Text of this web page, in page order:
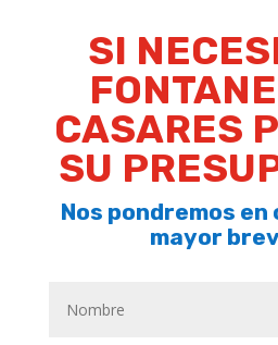
SI
CASARES
SU
Nos pondremos
mayor